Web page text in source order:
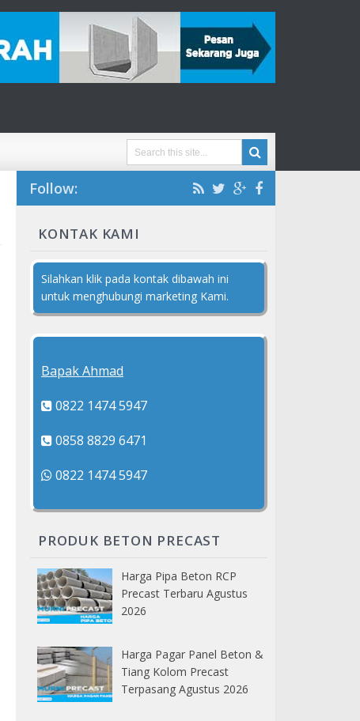
Follow:
KONTAK KAMI
Silahkan klik pada kontak dibawah ini
untuk menghubungi marketing Kami.
Bapak Ahmad
0822 1474 5947
0858 8829 6471
0822 1474 5947
PRODUK BETON PRECAST
Harga Pipa Beton RCP
Precast Terbaru Agustus
2026
Harga Pagar Panel Beton &
Tiang Kolom Precast
Terpasang Agustus 2026